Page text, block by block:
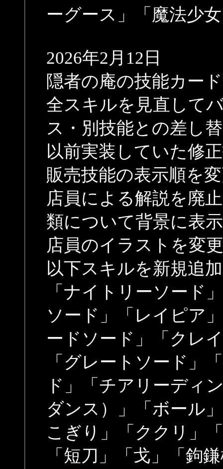
ーグース」「魔法少
2026年2月12日
隠者の庵の技能カー
全スキルを見直して
ス・別技能との差し
以前実装していた修
販売技能の表示順を
店員による解説を廃
類について背景に表
店員のイラストを変更
以下スキルを新規追加
「ナイトリーソード
ソード」「レイピア
ードソード」「クレ
「グレートソード」
ド」「チアリーディ
ダンス）」「ボール
こぎり」「ククリ」
「短刀」「戈」「鉤